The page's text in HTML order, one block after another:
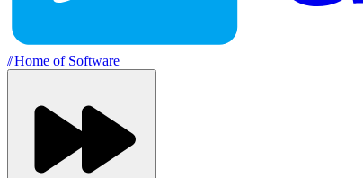
//Home of Software